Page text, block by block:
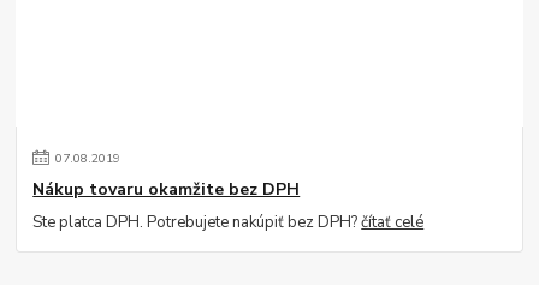
07.08.2019
Nákup tovaru okamžite bez DPH
Ste platca DPH. Potrebujete nakúpiť bez DPH?čítať celé